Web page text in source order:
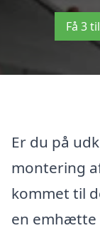
Få 3
Er du på
montering
kommet til
en emhætte